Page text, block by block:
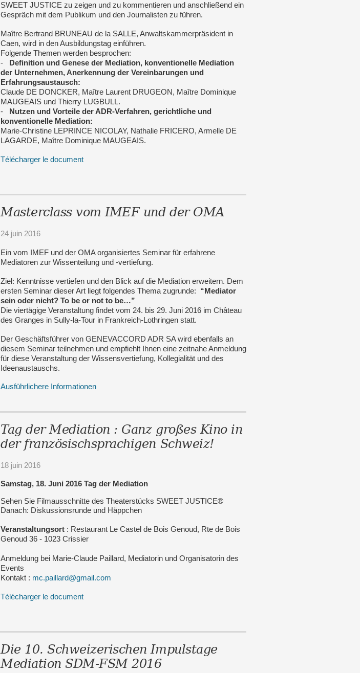
SWEET JUSTICE zu zeigen und zu kommentieren und anschließend ein
Gespräch mit dem Publikum und den Journalisten zu führen.
Maître Bertrand BRUNEAU de la SALLE, Anwaltskammerpräsident in
Caen, wird in den Ausbildungstag einführen.
Folgende Themen werden besprochen:
- Definition und Genese der Mediation, konventionelle Mediation
der Unternehmen, Anerkennung der Vereinbarungen und
Erfahrungsaustausch:
Claude DE DONCKER, Maître Laurent DRUGEON, Maître Dominique
MAUGEAIS und Thierry LUGBULL.
- Nutzen und Vorteile der ADR-Verfahren, gerichtliche und
konventionelle Mediation:
Marie-Christine LEPRINCE NICOLAY, Nathalie FRICERO, Armelle DE
LAGARDE, Maître Dominique MAUGEAIS.
Télécharger le document
Masterclass vom IMEF und der OMA
24 juin 2016
Ein vom IMEF und der OMA organisiertes Seminar für erfahrene
Mediatoren zur Wissenteilung und -vertiefung.
Ziel: Kenntnisse vertiefen und den Blick auf die Mediation erweitern. Dem
ersten Seminar dieser Art liegt folgendes Thema zugrunde: “Mediator
sein oder nicht? To be or not to be…”
Die viertägige Veranstaltung findet vom 24. bis 29. Juni 2016 im Château
des Granges in Sully-la-Tour in Frankreich-Lothringen statt.
Der Geschäftsführer von GENEVACCORD ADR SA wird ebenfalls an
diesem Seminar teilnehmen und empfiehlt Ihnen eine zeitnahe Anmeldung
für diese Veranstaltung der Wissensvertiefung, Kollegialität und des
Ideenaustauschs.
Ausführlichere Informationen
Tag der Mediation : Ganz großes Kino in
der französischsprachigen Schweiz!
18 juin 2016
Samstag, 18. Juni 2016 Tag der Mediation
Sehen Sie Filmausschnitte des Theaterstücks SWEET JUSTICE®
Danach: Diskussionsrunde und Häppchen
Veranstaltungsort : Restaurant Le Castel de Bois Genoud, Rte de Bois
Genoud 36 - 1023 Crissier
Anmeldung bei Marie-Claude Paillard, Mediatorin und Organisatorin des
Events
Kontakt : mc.paillard@gmail.com
Télécharger le document
Die 10. Schweizerischen Impulstage
Mediation SDM-FSM 2016